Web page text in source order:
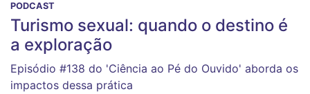
PODCAST
Turismo sexual: quando o destino é
a exploração
Episódio #138 do 'Ciência ao Pé do Ouvido' aborda os
impactos dessa prática